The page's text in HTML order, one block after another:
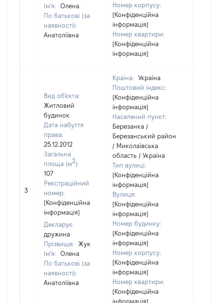
Ім'я:
Олена
По батькові (за
наявності):
Анатоліївна
Номер корпусу:
[Конфіденційна
інформація]
Номер квартири:
[Конфіденційна
інформація]
3
Вид об'єкта:
Житловий
будинок
Дата набуття
права:
25.12.2012
Загальна
площа (м2):
107
Реєстраційний
номер:
[Конфіденційна
інформація]
Декларує:
дружина
Прізвище:
Жук
Ім'я:
Олена
По батькові (за
наявності):
Анатоліївна
Країна:
Україна
Поштовий індекс:
[Конфіденційна
інформація]
Населений пункт:
Березанка /
Березанський район
/ Миколаївська
область / Україна
Тип вулиці:
[Конфіденційна
інформація]
Вулиця:
[Конфіденційна
інформація]
Номер будинку:
[Конфіденційна
інформація]
Номер корпусу:
[Конфіденційна
інформація]
Номер квартири:
[Конфіденційна
інформація]